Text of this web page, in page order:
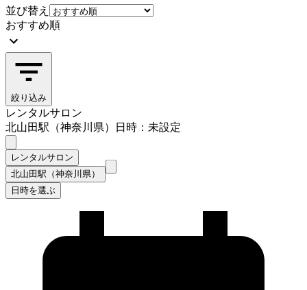
並び替え
おすすめ順
絞り込み
レンタルサロン
北山田駅（神奈川県）
日時：未設定
レンタルサロン
北山田駅（神奈川県）
日時を選ぶ